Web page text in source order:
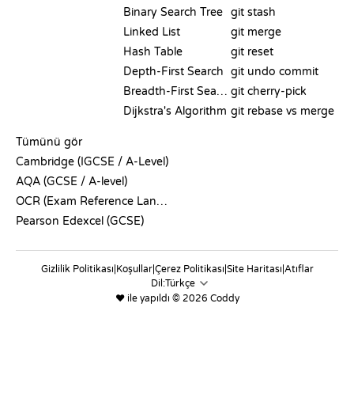
Binary Search Tree
Linked List
Hash Table
Depth-First Search
Breadth-First Search
Dijkstra's Algorithm
git stash
git merge
git reset
git undo commit
git cherry-pick
git rebase vs merge
Tümünü gör
Cambridge (IGCSE / A-Level)
AQA (GCSE / A-level)
OCR (Exam Reference Language)
Pearson Edexcel (GCSE)
Gizlilik Politikası|Koşullar|Çerez Politikası|Site Haritası|Atıflar
Dil:
❤️ ile yapıldı © 2026 Coddy